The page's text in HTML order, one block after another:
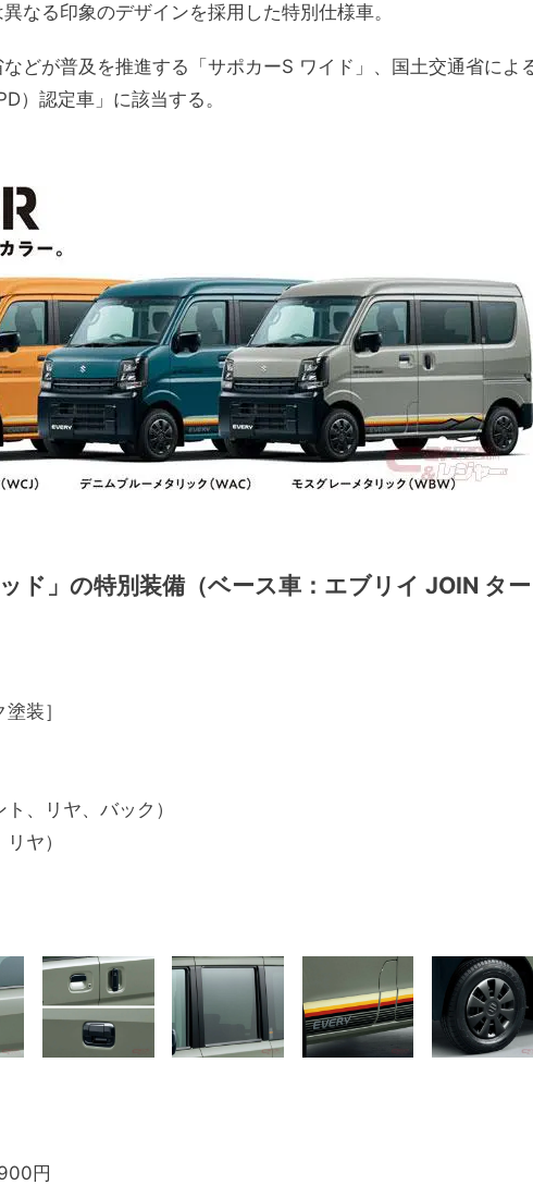
なる印象のデザインを採用した特別仕様車。
どが普及を推進する「サポカーS ワイド」、国土交通省によ
）認定車」に該当する。
ド」の特別装備（ベース車：エブリイ JOIN ター
装］
、リヤ、バック）
ヤ）
円